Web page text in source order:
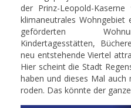
der Prinz-Leopold-
klimaneutrales Wohngebiet
geförderten
Kindertagesstätten,
neu entstehende Viertel
Hier scheint die Stadt
haben und dieses Mal auch
roden. Das könnte der